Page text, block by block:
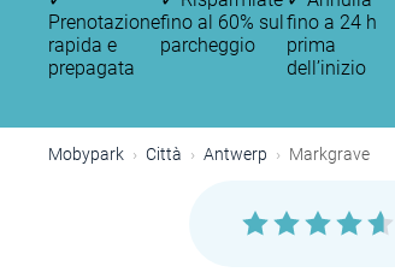
Prenotazione
rapida e
prepagata
fino al 60% sul
parcheggio
fino a 24 h
prima
dell’inizio
Mobypark Città Antwerp Markgrave